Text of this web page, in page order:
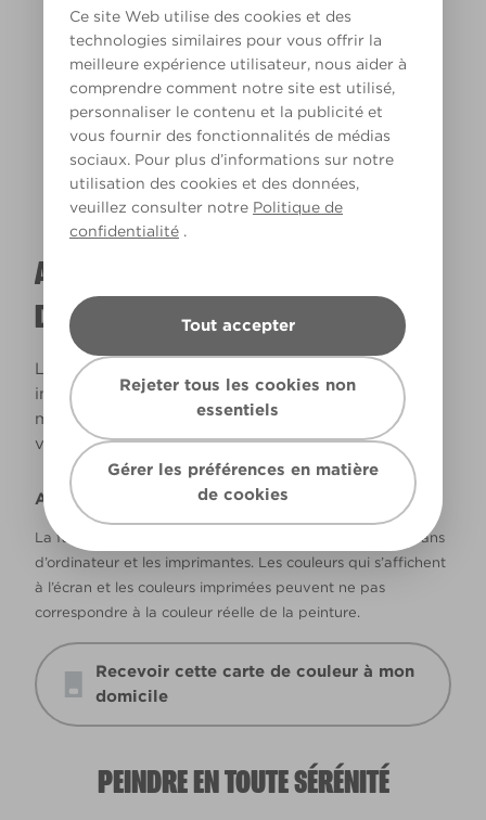
Ce site Web utilise des cookies et des
technologies similaires pour vous offrir la
meilleure expérience utilisateur, nous aider à
comprendre comment notre site est utilisé,
personnaliser le contenu et la publicité et
vous fournir des fonctionnalités de médias
sociaux. Pour plus d’informations sur notre
utilisation des cookies et des données,
veuillez consulter notre Politique de
confidentialité .
Tout accepter
Rejeter tous les cookies non
essentiels
Gérer les préférences en matière
de cookies
Lumière chaude
A QUOI RESSEMBLERA CETTE COULEUR
DANS VOTRE MAISON ?
La lumière naturelle et l’éclairage jouent un rôle
important sur le rendu des couleurs dans votre
maison. Utilisez cet outil pour voir le rendu de
votre couleur en fonction de la lumière.
Avertissement
La façon dont les couleurs s’affichent varie selon les écrans
d’ordinateur et les imprimantes. Les couleurs qui s’affichent
à l’écran et les couleurs imprimées peuvent ne pas
correspondre à la couleur réelle de la peinture.
Recevoir cette carte de couleur à mon
domicile
PEINDRE EN TOUTE SÉRÉNITÉ